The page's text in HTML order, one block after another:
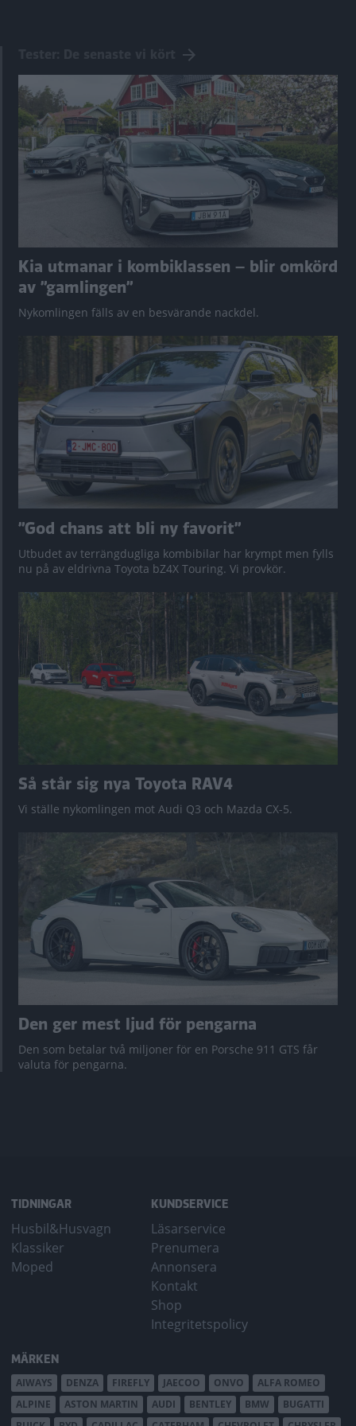
Kia utmanar i kombiklassen – blir omkörd
av ”gamlingen”
Nykomlingen fälls av en besvärande nackdel.
”God chans att bli ny favorit”
Utbudet av terrängdugliga kombibilar har krympt men fylls
nu på av eldrivna Toyota bZ4X Touring. Vi provkör.
Så står sig nya Toyota RAV4
Vi ställe nykomlingen mot Audi Q3 och Mazda CX-5.
Den ger mest ljud för pengarna
Den som betalar två miljoner för en Porsche 911 GTS får
valuta för pengarna.
TIDNINGAR
Husbil&Husvagn
Klassiker
Moped
KUNDSERVICE
Läsarservice
Prenumera
Annonsera
Kontakt
Shop
Integritetspolicy
MÄRKEN
AIWAYS DENZA FIREFLY JAECOO ONVO
ALFA ROMEO
ALPINE
ASTON MARTIN AUDI BENTLEY BMW
BUGATTI